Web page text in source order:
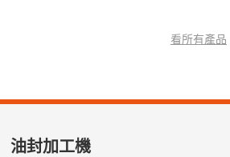
看所有產品
油封加工機